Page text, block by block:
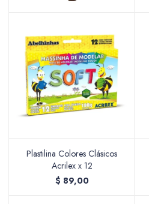
Plastilina Colores Clásicos
Acrilex x 12
$ 89,00